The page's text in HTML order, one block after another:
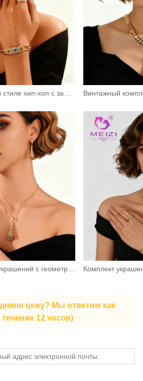
цену? Мы ответим как
12 часов)